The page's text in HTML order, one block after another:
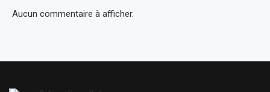
Aucun commentaire à afficher.